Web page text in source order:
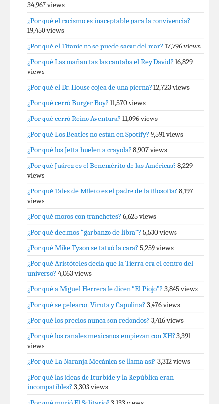
34,967 views
¿Por qué el racismo es inaceptable para la convivencia?
19,450 views
¿Por qué el Titanic no se puede sacar del mar? 17,796 views
¿Por qué Las mañanitas las cantaba el Rey David? 16,829
views
¿Por qué el Dr. House cojea de una pierna? 12,723 views
¿Por qué cerró Burger Boy? 11,570 views
¿Por qué cerró Reino Aventura? 11,096 views
¿Por qué Los Beatles no están en Spotify? 9,591 views
¿Por qué los Jetta huelen a crayola? 8,907 views
¿Por qué Juárez es el Benemérito de las Américas? 8,229
views
¿Por qué Tales de Mileto es el padre de la filosofía? 8,197
views
¿Por qué moros con tranchetes? 6,625 views
¿Por qué decimos “garbanzo de libra”? 5,530 views
¿Por qué Mike Tyson se tatuó la cara? 5,259 views
¿Por qué Aristóteles decía que la Tierra era el centro del
universo? 4,063 views
¿Por qué a Miguel Herrera le dicen “El Piojo”? 3,845 views
¿Por qué se pelearon Viruta y Capulina? 3,476 views
¿Por qué los precios nunca son redondos? 3,416 views
¿Por qué los canales mexicanos empiezan con XH? 3,391
views
¿Por qué La Naranja Mecánica se llama así? 3,312 views
¿Por qué las ideas de Iturbide y la República eran
incompatibles? 3,303 views